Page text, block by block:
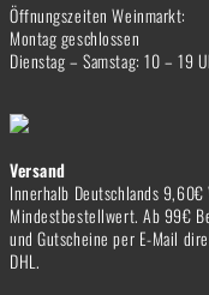
Öffnungszeiten Weinmarkt:
Montag geschlossen
Dienstag – Samstag: 10 – 19
Versand
Innerhalb Deutschlands 9,60€
Mindestbestellwert. Ab 99€
und Gutscheine per E-Mail
DHL.